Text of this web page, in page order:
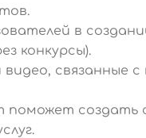
в
конкурсы).
связанные
поможет создать